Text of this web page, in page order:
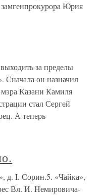
Юрия
за пределы
Сначала он назначил
Казани Камиля
стал Сергей
А теперь
д. I. Сорин.5. «Чайка»,
Вл. И. Немировича-